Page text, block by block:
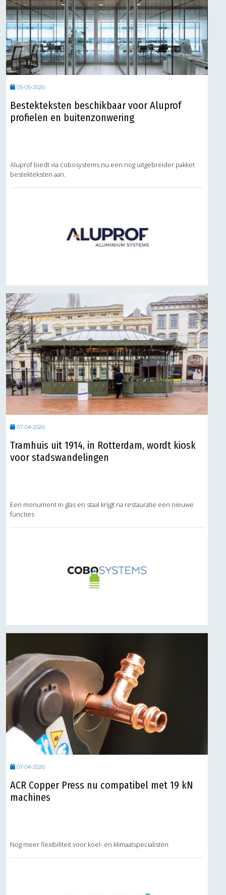
05-05-2026
Bestekteksten beschikbaar voor Aluprof
profielen en buitenzonwering
Aluprof biedt via cobosystems nu een nog uitgebreider pakket
bestekteksten aan.
07-04-2026
Tramhuis uit 1914, in Rotterdam, wordt kiosk
voor stadswandelingen
Een monument in glas en staal krijgt na restauratie een nieuwe
functies
07-04-2026
ACR Copper Press nu compatibel met 19 kN
machines
Nog meer flexibiliteit voor koel- en klimaatspecialisten